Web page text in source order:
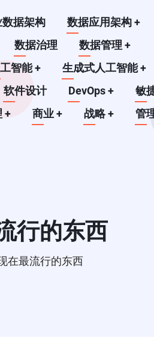
据架构 数据应用架构+
数据治理 数据管理+
智能+ 生成式人工智能+
软件设计 DevOps+ 敏
+ 商业+ 战略+ 管
行的东西
在最流行的东西